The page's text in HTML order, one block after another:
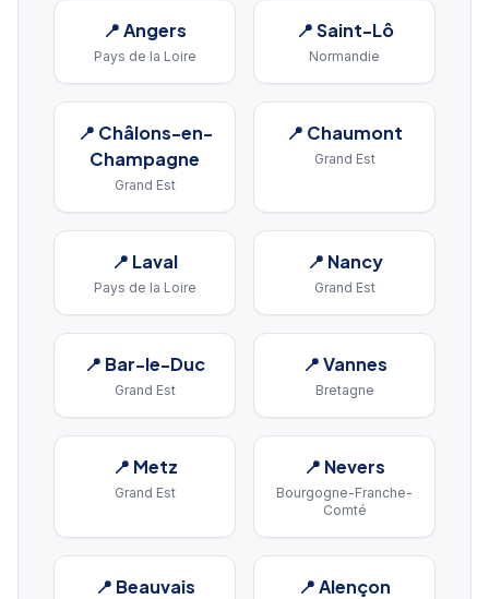
📍Angers
Pays de la Loire
📍Saint-Lô
Normandie
📍 Châlons-en-
Champagne
Grand Est
📍 Chaumont
Grand Est
📍 Laval
Pays de la Loire
📍 Nancy
Grand Est
📍 Bar-le-Duc
Grand Est
📍Vannes
Bretagne
📍 Metz
Grand Est
📍 Nevers
Bourgogne-Franche-
Comté
📍 Beauvais 📍Alençon